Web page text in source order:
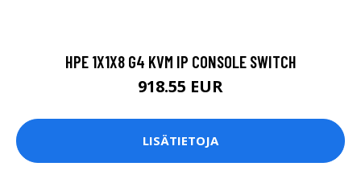
HPE 1X1X8 G4 KVM IP CONSOLE SWITCH
918.55 EUR
LISÄTIETOJA